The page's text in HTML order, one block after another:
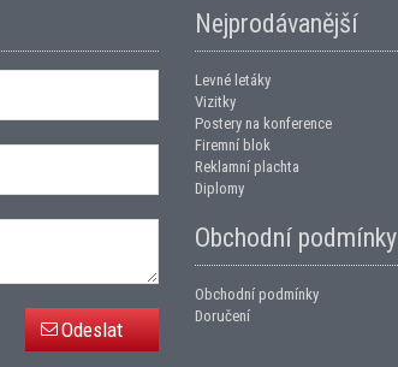
Nejprodávanější
Levné letáky
Vizitky
Postery na konference
Firemní blok
Reklamní plachta
Diplomy
Obchodní podmínky
Obchodní podmínky
Doručení
Odeslat